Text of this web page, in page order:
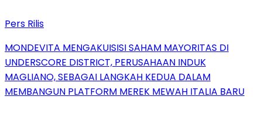
Pers Rilis
MONDEVITA MENGAKUISISI SAHAM MAYORITAS DI
UNDERSCORE DISTRICT, PERUSAHAAN INDUK
MAGLIANO, SEBAGAI LANGKAH KEDUA DALAM
MEMBANGUN PLATFORM MEREK MEWAH ITALIA BARU